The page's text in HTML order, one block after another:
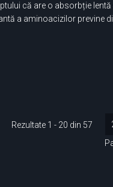
că are o absorbție lentă
a aminoacizilor previne
Rezultate 1 - 20 din 57